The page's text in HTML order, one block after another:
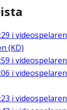
i videospelaren
(KD)
i videospelaren
i videospelaren
i videospelaren